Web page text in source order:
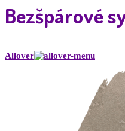
Bezšpárové
Allover